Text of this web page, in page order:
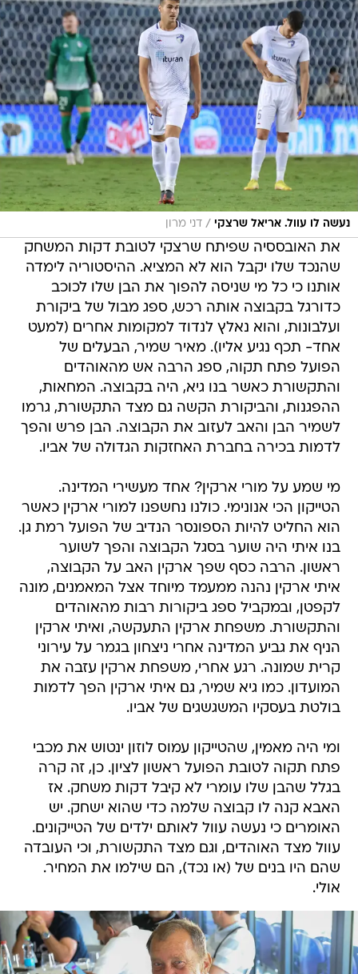
נעשה לו עוול. אריאל שרצקי / דני מרון
את האובססיה שפיתח שרצקי לטובת דקות המשחק
שהנכד שלו יקבל הוא לא המציא. ההיסטוריה לימדה
אותנו כי כל מי שניסה להפוך את הבן שלו לכוכב
כדורגל בקבוצה אותה רכש, ספג מבול של ביקורת
ועלבונות, והוא נאלץ לנדוד למקומות אחרים (למעט
אחד- תכף נגיע אליו). מאיר שמיר, הבעלים של
הפועל פתח תקוה, ספג הרבה אש מהאוהדים
והתקשורת כאשר בנו גיא, היה בקבוצה. המחאות,
ההפגנות, והביקורת הקשה גם מצד התקשורת, גרמו
לשמיר הבן והאב לעזוב את הקבוצה. הבן פרש והפך
לדמות בכירה בחברת האחזקות הגדולה של אביו.
מי שמע על מורי ארקין? אחד מעשירי המדינה.
הטייקון הכי אנונימי. כולנו נחשפנו למורי ארקין כאשר
הוא החליט להיות הספונסר הנדיב של הפועל רמת גן.
בנו איתי היה שוער בסגל הקבוצה והפך לשוער
ראשון. הרבה כסף שפך ארקין האב על הקבוצה,
איתי ארקין נהנה ממעמד מיוחד אצל המאמנים, מונה
לקפטן, ובמקביל ספג ביקורות רבות מהאוהדים
והתקשורת. משפחת ארקין התעקשה, ואיתי ארקין
הניף את גביע המדינה אחרי ניצחון בגמר על עירוני
קרית שמונה. רגע אחרי, משפחת ארקין עזבה את
המועדון. כמו גיא שמיר, גם איתי ארקין הפך לדמות
בולטת בעסקיו המשגשגים של אביו.
ומי היה מאמין, שהטייקון עמוס לוזון ינטוש את מכבי
פתח תקוה לטובת הפועל ראשון לציון. כן, זה קרה
בגלל שהבן שלו עומרי לא קיבל דקות משחק. אז
האבא קנה לו קבוצה שלמה כדי שהוא ישחק. יש
האומרים כי נעשה עוול לאותם ילדים של הטייקונים.
עוול מצד האוהדים, וגם מצד התקשורת, וכי העובדה
שהם היו בנים של (או נכד), הם שילמו את המחיר.
אולי.